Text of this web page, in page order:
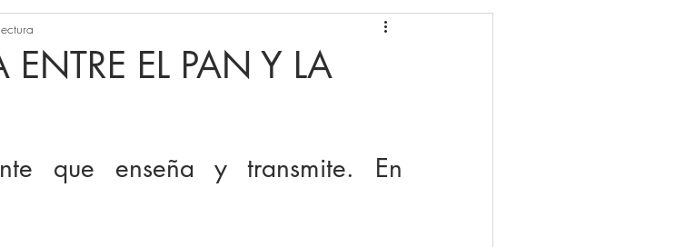
EL PAN Y LA
que enseña y transmite. En